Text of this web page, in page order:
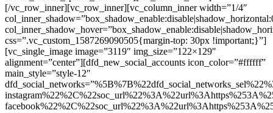
[/vc_row_inner][vc_row_inner][vc_column_inner width=”1/4″
css=”.vc_custom_1587269090505{margin-top: 30px !important;}”]
[vc_single_image image=”3119″ img_size=”122×129″
alignment=”center”][dfd_new_social_accounts icon_color=”#ffffff”
main_style=”style-12″